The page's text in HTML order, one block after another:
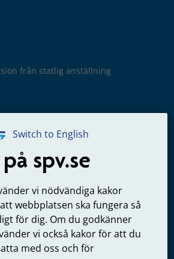
Switch to English
spv.se
vi nödvändiga kakor
webbplatsen ska fungera så
för dig. Om du godkänner
vi också kakor för att du
med oss och för
från statlig anställning